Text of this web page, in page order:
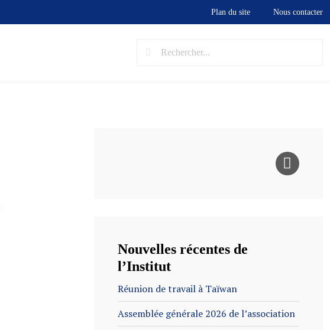
Plan du site Nous contacter
Nouvelles récentes de
l’Institut
Réunion de travail à Taïwan
Assemblée générale 2026 de l’association